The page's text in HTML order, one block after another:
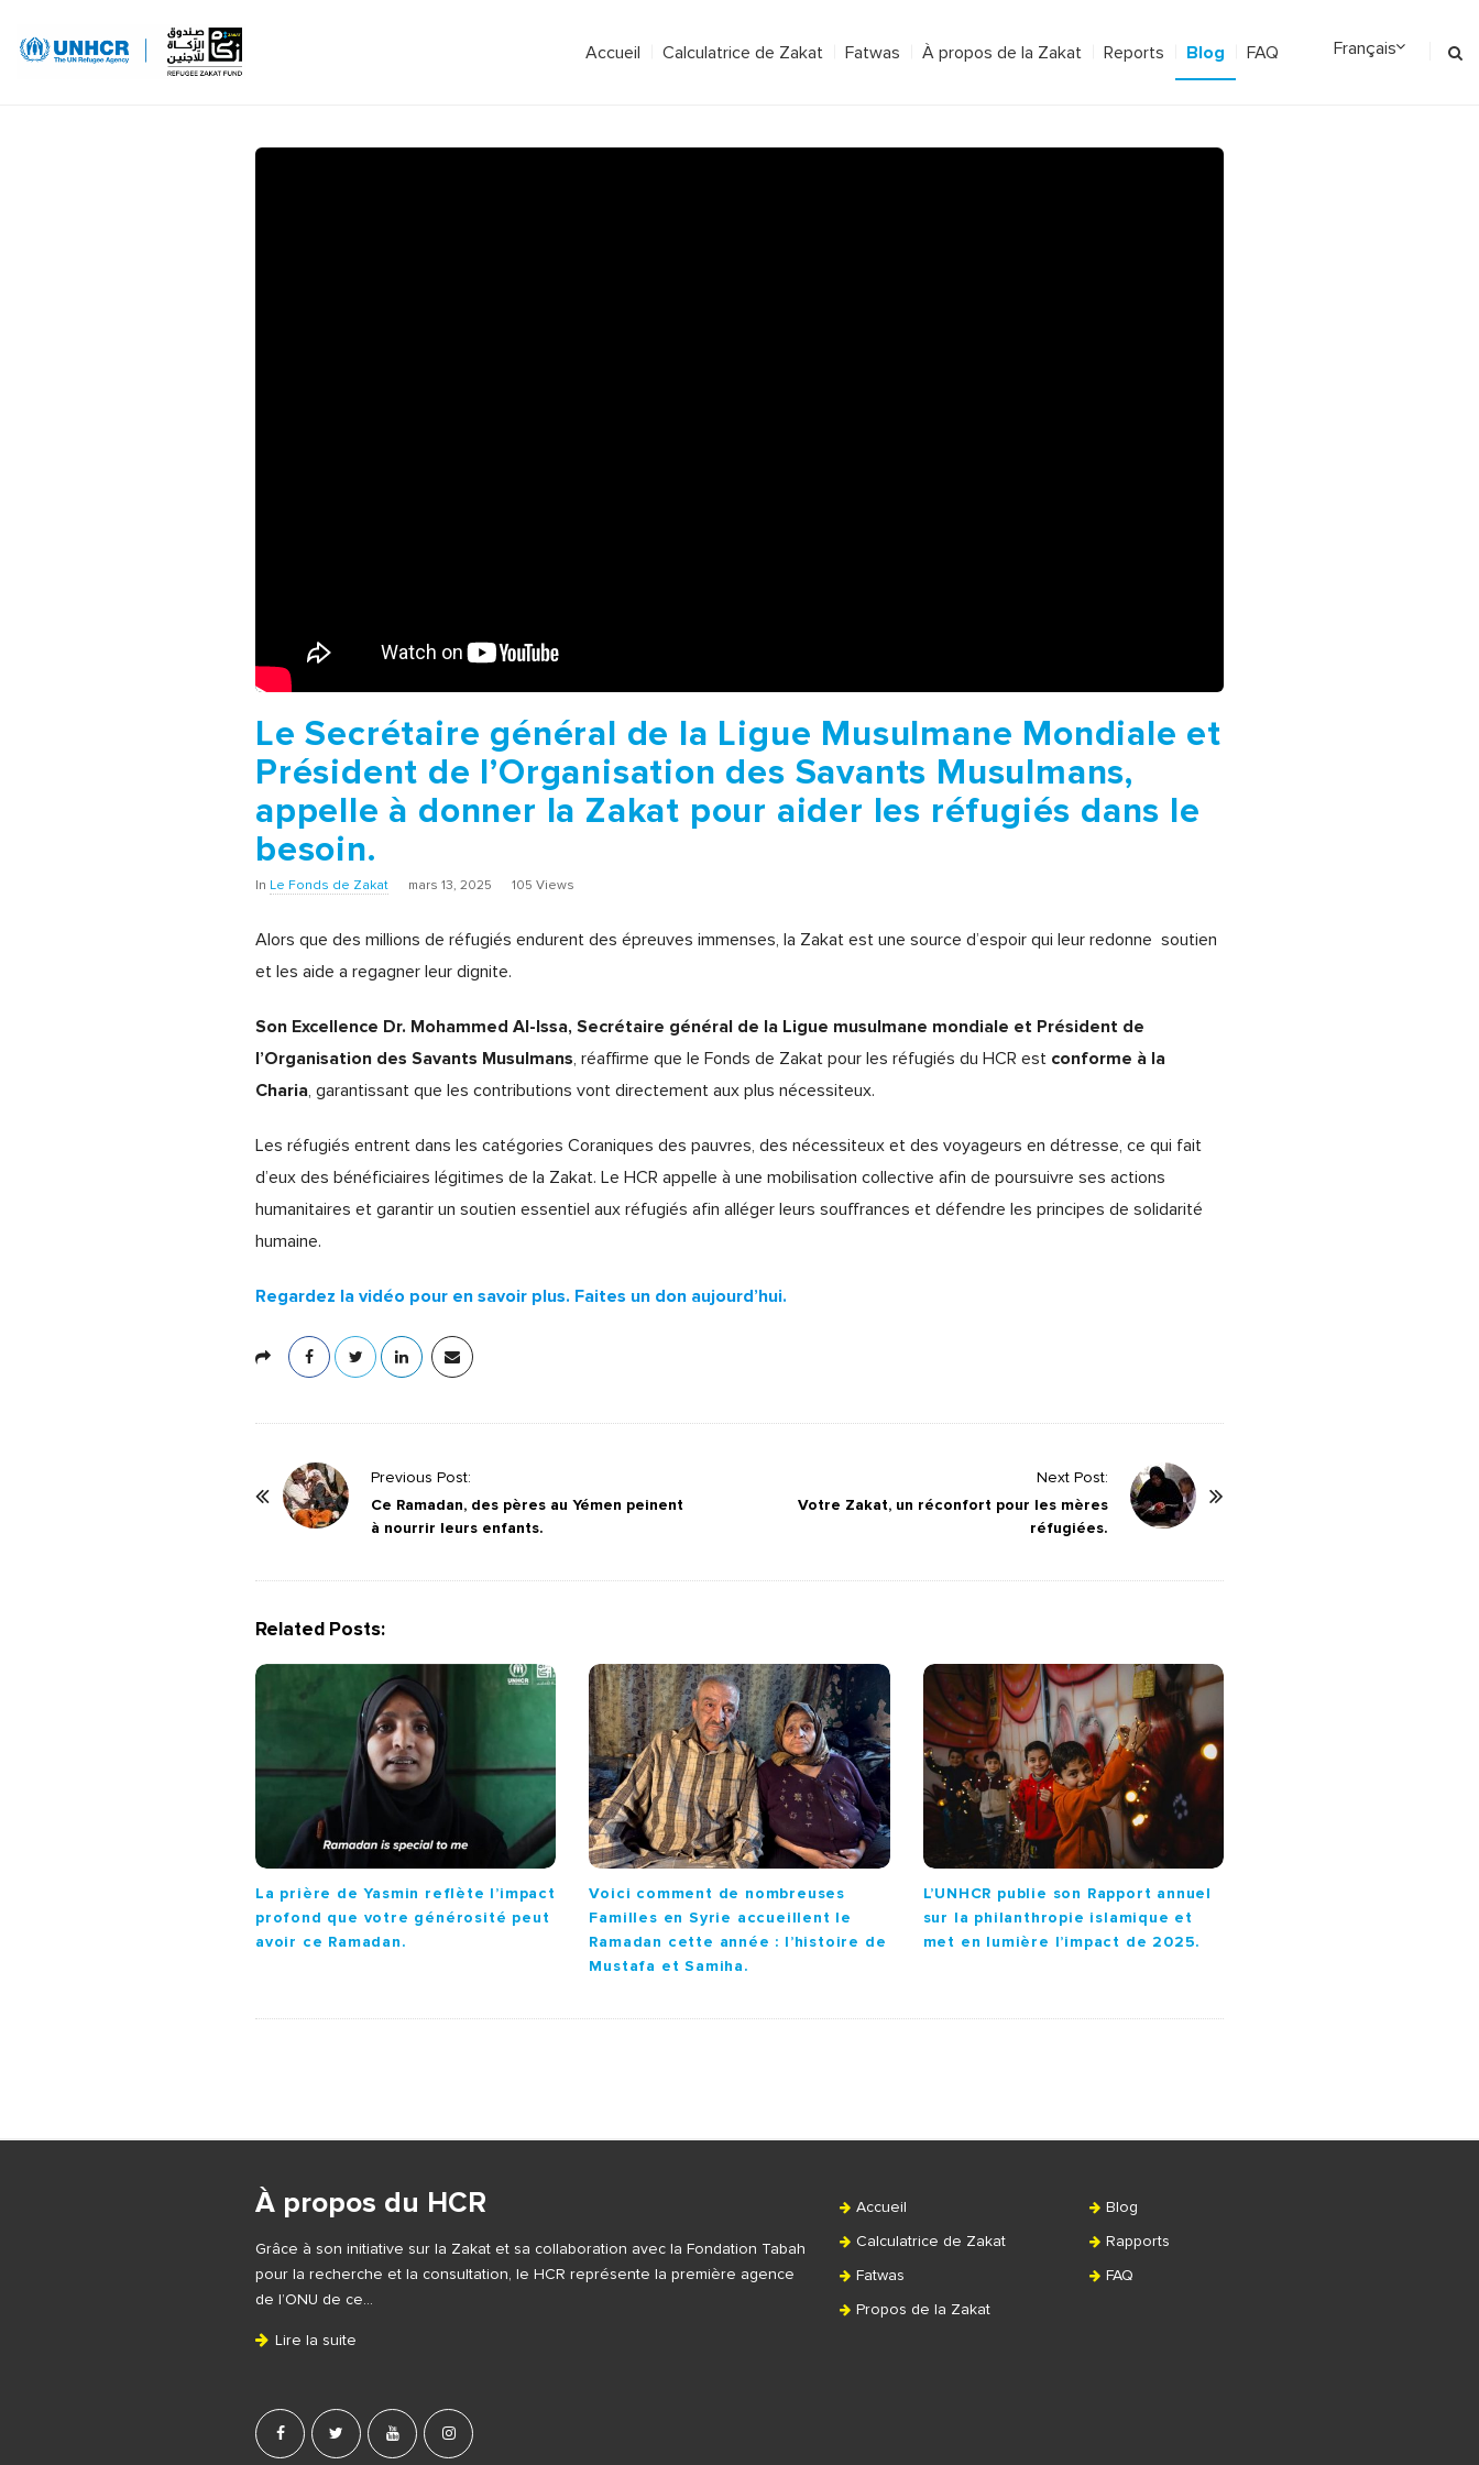
Accueil Calculatrice de Zakat Fatwas À propos de la Zakat Reports Blog FAQ
Le Secrétaire général de la Ligue Musulmane Mondiale et
Président de l’Organisation des Savants Musulmans,
appelle à donner la Zakat pour aider les réfugiés dans le
besoin.
In Le Fonds de Zakat mars 13, 2025 105 Views
Alors que des millions de réfugiés endurent des épreuves immenses, la Zakat est une source d’espoir qui leur redonne soutien
et les aide a regagner leur dignite.
Son Excellence Dr. Mohammed Al-Issa, Secrétaire général de la Ligue musulmane mondiale et Président de
l’Organisation des Savants Musulmans , réaffirme que le Fonds de Zakat pour les réfugiés du HCR est conforme à la
Charia , garantissant que les contributions vont directement aux plus nécessiteux.
Les réfugiés entrent dans les catégories Coraniques des pauvres, des nécessiteux et des voyageurs en détresse, ce qui fait
d’eux des bénéficiaires légitimes de la Zakat. Le HCR appelle à une mobilisation collective afin de poursuivre ses actions
humanitaires et garantir un soutien essentiel aux réfugiés afin alléger leurs souffrances et défendre les principes de solidarité
humaine.
Regardez la vidéo pour en savoir plus. Faites un don aujourd’hui.
Previous Post:
Ce Ramadan, des pères au Yémen peinent
à nourrir leurs enfants.
Next Post:
Votre Zakat, un réconfort pour les mères
réfugiées.
Related Posts:
La prière de Yasmin reflète l’impact
profond que votre générosité peut
avoir ce Ramadan.
Voici comment de nombreuses
Familles en Syrie accueillent le
Ramadan cette année : l’histoire de
Mustafa et Samiha.
L’UNHCR publie son Rapport annuel
sur la philanthropie islamique et
met en lumière l’impact de 2025.
À propos du HCR
Grâce à son initiative sur la Zakat et sa collaboration avec la Fondation Tabah
pour la recherche et la consultation, le HCR représente la première agence
de l’ONU de ce…
Lire la suite
Accueil
Calculatrice de Zakat
Fatwas
Propos de la Zakat
Blog
Rapports
FAQ